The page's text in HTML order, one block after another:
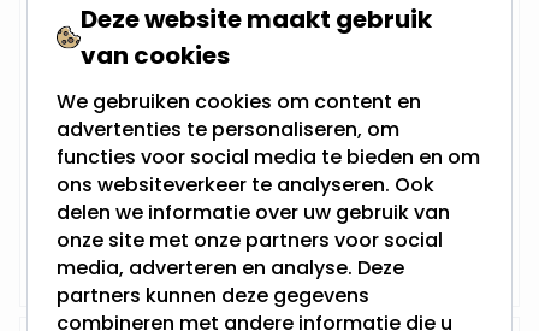
4 Watt - Vervangt 50Watt
Dimbaar en 230Volt
Inbouwdiepte: 70MM
Boorgat: 70MM - 100MM
Philips LED - GU10
Op voorraad,
Vandaag verzonden
Vanaf
Deze website maakt gebruik
van cookies
We gebruiken cookies om content en
advertenties te personaliseren, om
functies voor social media te bieden en om
ons websiteverkeer te analyseren. Ook
delen we informatie over uw gebruik van
onze site met onze partners voor social
media, adverteren en analyse. Deze
partners kunnen deze gegevens
combineren met andere informatie die u